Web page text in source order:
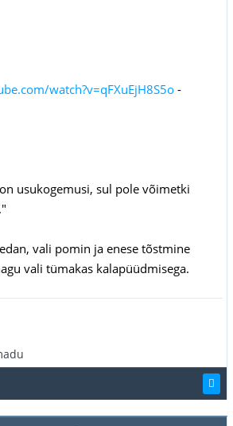
watch?v=qFXuEjH8S5o-
usukogemusi, sul pole võimetki
vali pomin ja enese tõstmine
vali tümakas kalapüüdmisega.